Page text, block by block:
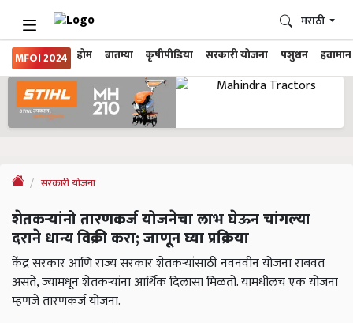
MFOI 2024 होम बातम्या कृषीपीडिया सरकारी योजना पशुधन हवामान
मराठी
सरकारी योजना
शेतकऱ्यांनो तारणकर्ज योजनेचा लाभ घेऊन चांगल्या
दराने धान्य विक्री करा; जाणून घ्या प्रक्रिया
केंद्र सरकार आणि राज्य सरकार शेतकऱ्यांसाठी नवनवीन योजना राबवत
असते, ज्यामधून शेतकऱ्यांना आर्थिक दिलासा मिळतो. यामधीलच एक योजना
म्हणजे तारणकर्ज योजना.